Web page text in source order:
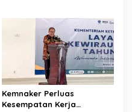
Kemnaker Perluas
Kesempatan Kerja